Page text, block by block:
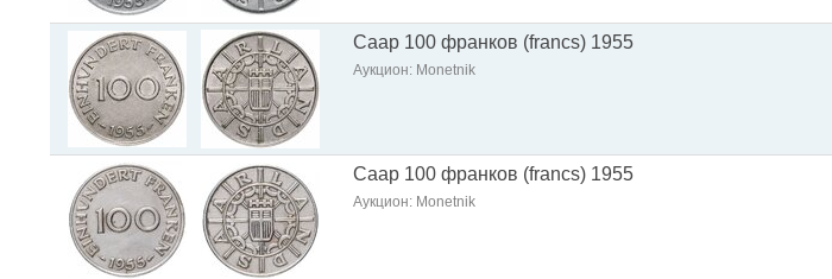
Саар 100 франков (francs) 1955
Аукцион: Monetnik
Саар 100 франков (francs) 1955
Аукцион: Monetnik